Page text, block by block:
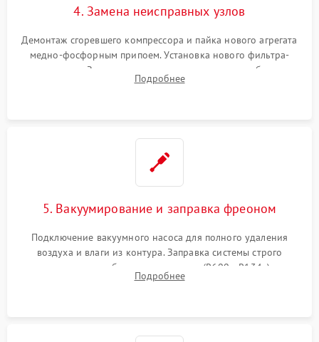
4. Замена неисправных узлов
Демонтаж сгоревшего компрессора и пайка нового агрегата
медно-фосфорным припоем. Установка нового фильтра-
осушителя. Замена изношенных вентиляторов обдува,
сломанных заслонок или поврежденных дверных петель.
Подробнее
5. Вакуумирование и заправка фреоном
Подключение вакуумного насоса для полного удаления
воздуха и влаги из контура. Заправка системы строго
дозированным объемом хладагента (R600a, R134a) по
электронным весам. Контроль рабочего давления в системе.
Подробнее